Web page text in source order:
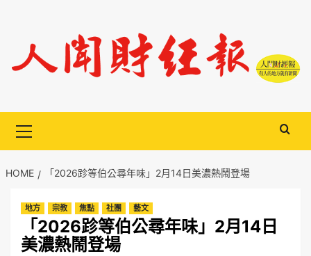
content
Menu
HOME 「2026跈等伯公尋年味」2月14日美濃熱鬧登場
地方 宗教 焦點 社團 藝文
「2026跈等伯公尋年味」2月14日
美濃熱鬧登場